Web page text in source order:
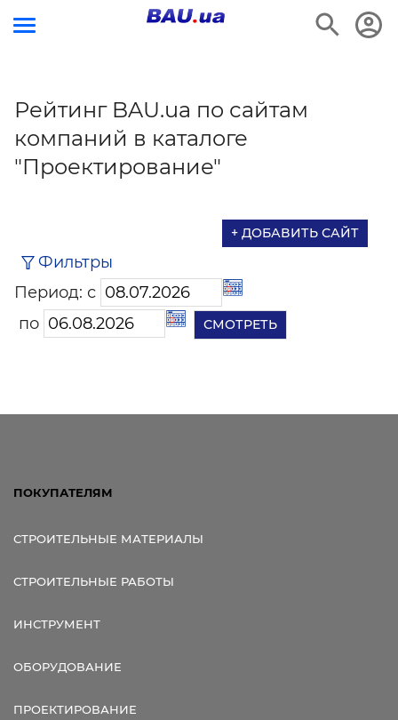
Рейтинг BAU.ua по сайтам
компаний в каталоге
"Проектирование"
+ ДОБАВИТЬ САЙТ
Фильтры
Период: с
по
ПОКУПАТЕЛЯМ
СТРОИТЕЛЬНЫЕ МАТЕРИАЛЫ
СТРОИТЕЛЬНЫЕ РАБОТЫ
ИНСТРУМЕНТ
ОБОРУДОВАНИЕ
ПРОЕКТИРОВАНИЕ